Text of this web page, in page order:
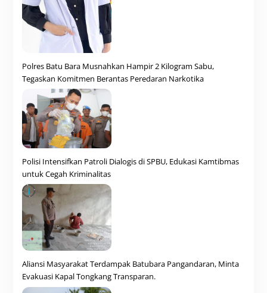
Polres Batu Bara Musnahkan Hampir 2 Kilogram Sabu,
Tegaskan Komitmen Berantas Peredaran Narkotika
Polisi Intensifkan Patroli Dialogis di SPBU, Edukasi Kamtibmas
untuk Cegah Kriminalitas
Aliansi Masyarakat Terdampak Batubara Pangandaran, Minta
Evakuasi Kapal Tongkang Transparan.